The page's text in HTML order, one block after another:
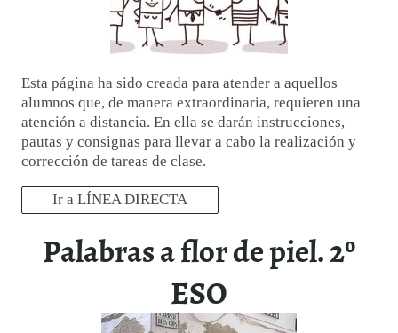
Esta página ha sido creada para atender a aquellos
alumnos que, de manera extraordinaria, requieren una
atención a distancia. En ella se darán instrucciones,
pautas y consignas para llevar a cabo la realización y
corrección de tareas de clase.
Ir a LÍNEA DIRECTA
Palabras a flor de piel. 2º
ESO